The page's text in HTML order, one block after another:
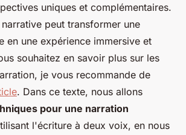
uniques et complémentaires.
peut transformer une
en une expérience immersive et
souhaitez en savoir plus sur les
je vous recommande de
. Dans ce texte, nous allons
pour une narration
l'écriture à deux voix, en nous